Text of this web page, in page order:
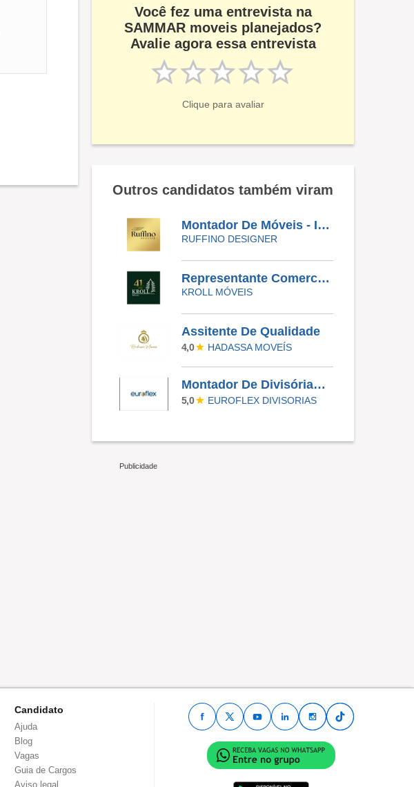
Você fez uma entrevista na
SAMMAR moveis planejados?
Avalie agora essa entrevista
Clique para avaliar
Outros candidatos também viram
Montador De Móveis - Instalador
RUFFINO DESIGNER
Representante Comercial - Kroll Moveis
KROLL MÓVEIS
Assitente De Qualidade
4,0 HADASSA MOVEÍS
Montador De Divisórias Corporativas (Retrátil E Piso-Teto) - Viagens Nacionais
5,0 EUROFLEX DIVISORIAS
Candidato
Ajuda
Blog
Vagas
Guia de Cargos
Aviso legal